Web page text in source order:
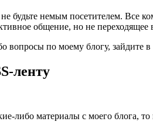
будьте немым посетителем. Все
общение, но не переходящее
вопросы по моему блогу, зайдите
ленту
либо материалы с моего блога,